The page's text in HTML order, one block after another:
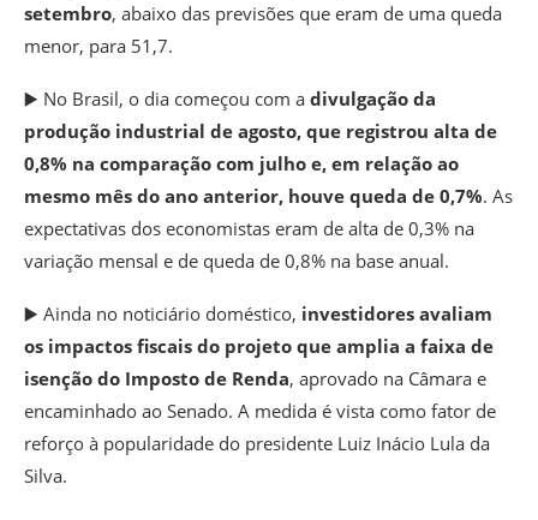
setembro, abaixo das previsões que eram de uma queda
menor, para 51,7.
▶️ No Brasil, o dia começou com a divulgação da
produção industrial de agosto, que registrou alta de
0,8% na comparação com julho e, em relação ao
mesmo mês do ano anterior, houve queda de 0,7%. As
expectativas dos economistas eram de alta de 0,3% na
variação mensal e de queda de 0,8% na base anual.
▶️ Ainda no noticiário doméstico, investidores avaliam
os impactos fiscais do projeto que amplia a faixa de
isenção do Imposto de Renda, aprovado na Câmara e
encaminhado ao Senado. A medida é vista como fator de
reforço à popularidade do presidente Luiz Inácio Lula da
Silva.